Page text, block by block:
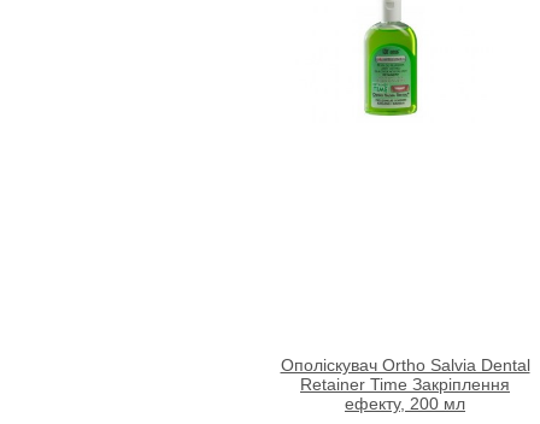
Ополіскувач Ortho Salvia Dental
Retainer Time Закріплення
ефекту, 200 мл